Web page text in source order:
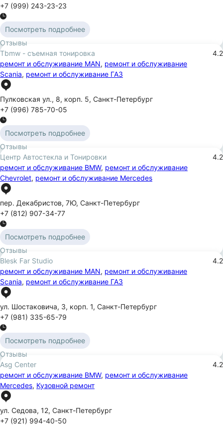
+7 (999) 243-23-23
Посмотреть подробнее
Отзывы
Tbmw - съемная тонировка
4.2
ремонт и обслуживание MAN, ремонт и обслуживание
Scania, ремонт и обслуживание ГАЗ
Пулковская ул., 8, корп. 5, Санкт-Петербург
+7 (996) 785-70-05
Посмотреть подробнее
Отзывы
Центр Автостекла и Тонировки
4.2
ремонт и обслуживание BMW, ремонт и обслуживание
Chevrolet, ремонт и обслуживание Mercedes
пер. Декабристов, 7Ю, Санкт-Петербург
+7 (812) 907-34-77
Посмотреть подробнее
Отзывы
Blesk Far Studio
4.2
ремонт и обслуживание MAN, ремонт и обслуживание
Scania, ремонт и обслуживание ГАЗ
ул. Шостаковича, 3, корп. 1, Санкт-Петербург
+7 (981) 335-65-79
Посмотреть подробнее
Отзывы
Asg Center
4.2
ремонт и обслуживание BMW, ремонт и обслуживание
Mercedes, Кузовной ремонт
ул. Седова, 12, Санкт-Петербург
+7 (921) 994-40-50